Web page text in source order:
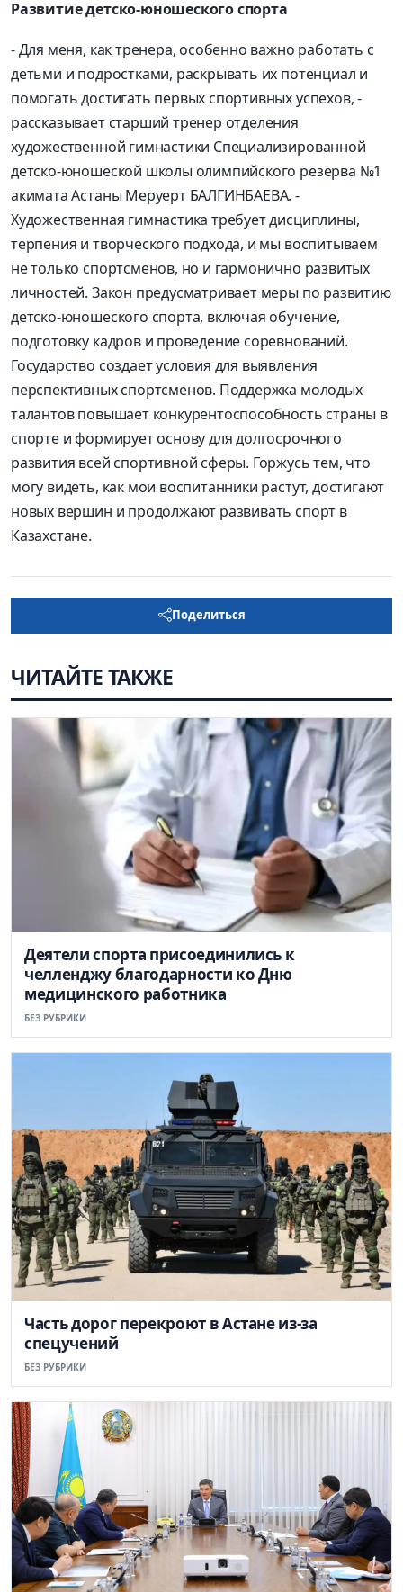
Развитие детско-юношеского спорта
- Для меня, как тренера, особенно важно работать с
детьми и подростками, раскрывать их потенциал и
помогать достигать первых спортивных успехов, -
рассказывает старший тренер отделения
художественной гимнастики Специализированной
детско-юношеской школы олимпийского резерва №1
акимата Астаны Меруерт БАЛГИНБАЕВА. -
Художественная гимнастика требует дисциплины,
терпения и творческого подхода, и мы воспитываем
не только спортсменов, но и гармонично развитых
личностей. Закон предусматривает меры по развитию
детско-юношеского спорта, включая обучение,
подготовку кадров и проведение соревнований.
Государство создает условия для выявления
перспективных спортсменов. Поддержка молодых
талантов повышает конкурентоспособность страны в
спорте и формирует основу для долгосрочного
развития всей спортивной сферы. Горжусь тем, что
могу видеть, как мои воспитанники растут, достигают
новых вершин и продолжают развивать спорт в
Казахстане.
Поделиться
ЧИТАЙТЕ ТАКЖЕ
Деятели спорта присоединились к
челленджу благодарности ко Дню
медицинского работника
БЕЗ РУБРИКИ
Часть дорог перекроют в Астане из-за
спецучений
БЕЗ РУБРИКИ